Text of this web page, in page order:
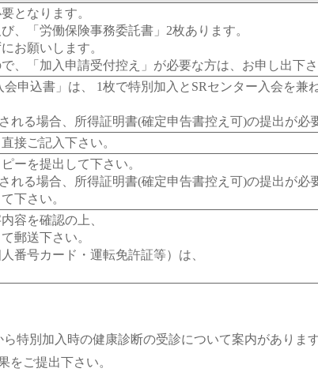
となります。
、「労働保険事務委託書」2枚あります。
お願いします。
、「加入申請受付控え」が必要な方は、お申し出下さ
会申込書」は、 1枚で特別加入とSRセンター入会を
れる場合、所得証明書(確定申告書控え可)の提出が必
接ご記入下さい。
ーを提出して下さい。
れる場合、所得証明書(確定申告書控え可)の提出が必
下さい。
容を確認の上、
郵送下さい。
番号カード・運転免許証等）は、
特別加入時の健康診断の受診について案内があります
をご提出下さい。